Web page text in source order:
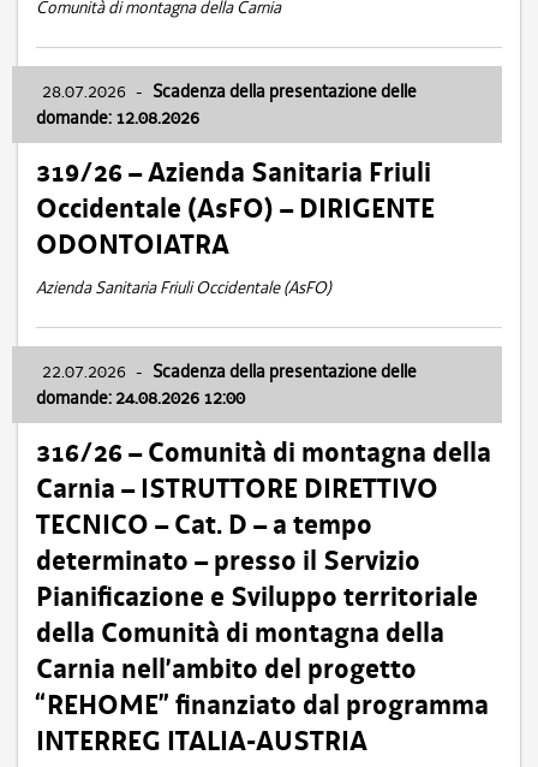
Comunità di montagna della Carnia
28.07.2026 - Scadenza della presentazione delle
domande: 12.08.2026
319/26 – Azienda Sanitaria Friuli
Occidentale (AsFO) – DIRIGENTE
ODONTOIATRA
Azienda Sanitaria Friuli Occidentale (AsFO)
22.07.2026 - Scadenza della presentazione delle
domande: 24.08.2026 12:00
316/26 – Comunità di montagna della
Carnia – ISTRUTTORE DIRETTIVO
TECNICO – Cat. D – a tempo
determinato – presso il Servizio
Pianificazione e Sviluppo territoriale
della Comunità di montagna della
Carnia nell’ambito del progetto
“REHOME” finanziato dal programma
INTERREG ITALIA-AUSTRIA